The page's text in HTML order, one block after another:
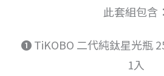
此套組包含：
➊ TiKOBO 二代純鈦星光瓶
1入